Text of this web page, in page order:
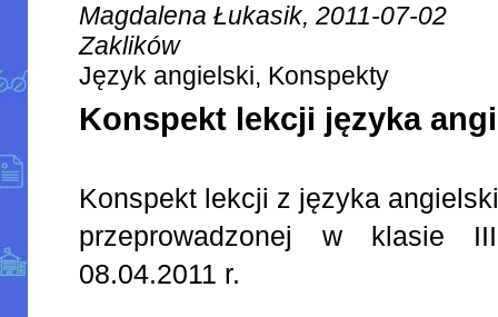
Magdalena Łukasik, 2011-07-02
Zaklików
Język angielski, Konspekty
Konspekt lekcji języka
Konspekt lekcji z języka
przeprowadzonej w klasie
08.04.2011 r.